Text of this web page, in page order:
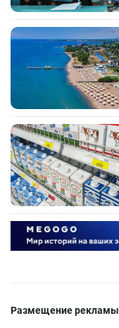
Размещение рекламы